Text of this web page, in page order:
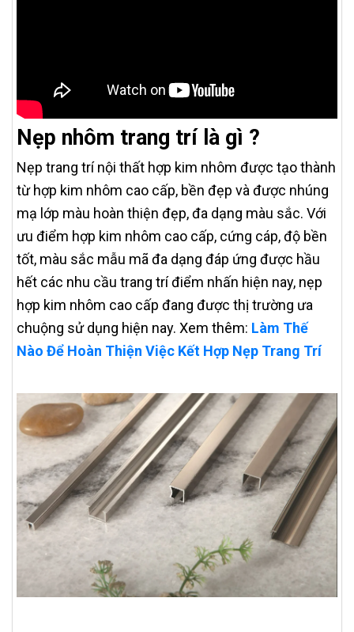
Nẹp nhôm trang trí là gì ?
Nẹp trang trí nội thất hợp kim nhôm được tạo thành
từ hợp kim nhôm cao cấp, bền đẹp và được nhúng
mạ lớp màu hoàn thiện đẹp, đa dạng màu sắc. Với
ưu điểm hợp kim nhôm cao cấp, cứng cáp, độ bền
tốt, màu sắc mẫu mã đa dạng đáp ứng được hầu
hết các nhu cầu trang trí điểm nhấn hiện nay, nẹp
hợp kim nhôm cao cấp đang được thị trường ưa
chuộng sử dụng hiện nay. Xem thêm: Làm Thế
Nào Để Hoàn Thiện Việc Kết Hợp Nẹp Trang Trí